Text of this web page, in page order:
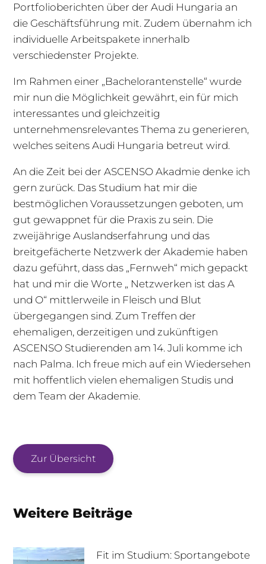
Portfolioberichten über der Audi Hungaria an
die Geschäftsführung mit. Zudem übernahm ich
individuelle Arbeitspakete innerhalb
verschiedenster Projekte.
Im Rahmen einer „Bachelorantenstelle“ wurde
mir nun die Möglichkeit gewährt, ein für mich
interessantes und gleichzeitig
unternehmensrelevantes Thema zu generieren,
welches seitens Audi Hungaria betreut wird.
An die Zeit bei der ASCENSO Akadmie denke ich
gern zurück. Das Studium hat mir die
bestmöglichen Voraussetzungen geboten, um
gut gewappnet für die Praxis zu sein. Die
zweijährige Auslandserfahrung und das
breitgefächerte Netzwerk der Akademie haben
dazu geführt, dass das „Fernweh“ mich gepackt
hat und mir die Worte „ Netzwerken ist das A
und O“ mittlerweile in Fleisch und Blut
übergegangen sind. Zum Treffen der
ehemaligen, derzeitigen und zukünftigen
ASCENSO Studierenden am 14. Juli komme ich
nach Palma. Ich freue mich auf ein Wiedersehen
mit hoffentlich vielen ehemaligen Studis und
dem Team der Akademie.
Zur Übersicht
Weitere Beiträge
Fit im Studium: Sportangebote